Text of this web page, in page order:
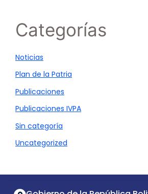
Categorías
Noticias
Plan de la Patria
Publicaciones
Publicaciones IVPA
Sin categoría
Uncategorized